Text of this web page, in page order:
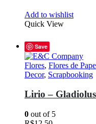
Add to wishlist
Quick View
Save
Flores, Flores de
Decor, Scrapbooking
Lirio –
0 out of 5